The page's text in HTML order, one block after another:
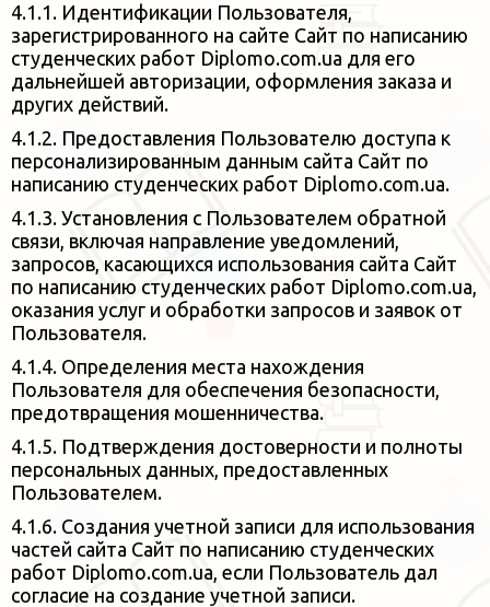
4.1.1. Идентификации Пользователя,
зарегистрированного на сайте Сайт по написанию
студенческих работ Diplomo.com.ua для его
дальнейшей авторизации, оформления заказа и
других действий.
4.1.2. Предоставления Пользователю доступа к
персонализированным данным сайта Сайт по
написанию студенческих работ Diplomo.com.ua.
4.1.3. Установления с Пользователем обратной
связи, включая направление уведомлений,
запросов, касающихся использования сайта Сайт
по написанию студенческих работ Diplomo.com.ua,
оказания услуг и обработки запросов и заявок от
Пользователя.
4.1.4. Определения места нахождения
Пользователя для обеспечения безопасности,
предотвращения мошенничества.
4.1.5. Подтверждения достоверности и полноты
персональных данных, предоставленных
Пользователем.
4.1.6. Создания учетной записи для использования
частей сайта Сайт по написанию студенческих
работ Diplomo.com.ua, если Пользователь дал
согласие на создание учетной записи.